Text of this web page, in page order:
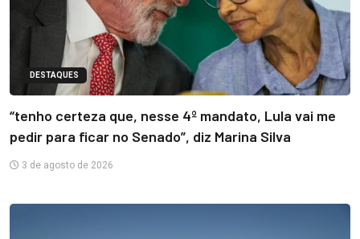
DESTAQUES
“tenho certeza que, nesse 4º mandato, Lula vai me
pedir para ficar no Senado”, diz Marina Silva
3 de agosto de 2026